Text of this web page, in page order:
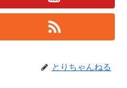
とりちゃんねる